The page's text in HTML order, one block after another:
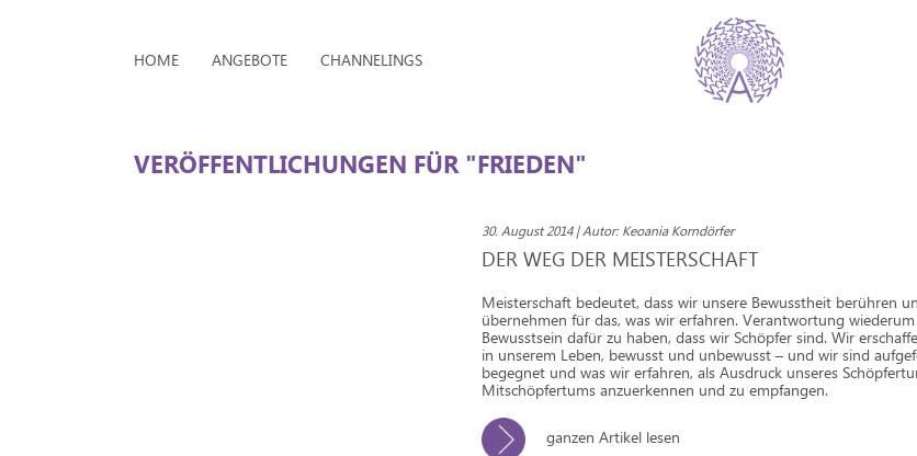
HOME ANGEBOTE CHANNELINGS
VERÖFFENTLICHUNGEN FÜR "FRIEDEN"
30. August 2014 | Autor: Keoania Korndörfer
DER WEG DER MEISTERSCHAFT
Meisterschaft bedeutet, dass wir unsere Bewusstheit berühren
übernehmen für das, was wir erfahren. Verantwortung
Bewusstsein dafür zu haben, dass wir Schöpfer sind. Wir
in unserem Leben, bewusst und unbewusst – und wir sind
begegnet und was wir erfahren, als Ausdruck unseres
Mitschöpfertums anzuerkennen und zu empfangen.
ganzen Artikel lesen